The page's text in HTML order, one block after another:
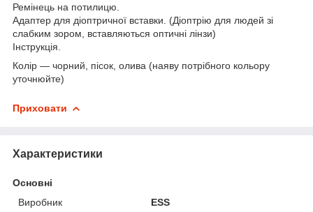
Ремінець на потилицю.
Адаптер для діоптричної вставки. (Діоптрію для людей зі
слабким зором, вставляються оптичні лінзи)
Інструкція.
Колір — чорний, пісок, олива (наяву потрібного кольору
уточнюйте)
Приховати
Характеристики
Основні
Виробник
ESS